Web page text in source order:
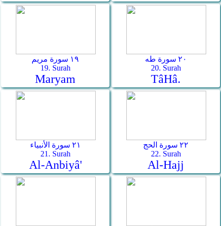
١٩ سورة مريم
19. Surah
Maryam
٢٠ سورة طه
20. Surah
Tâ­Hâ.
٢١ سورة الأنبياء
21. Surah
Al-Anbiyâ'
٢٢ سورة الحج
22. Surah
Al-Hajj